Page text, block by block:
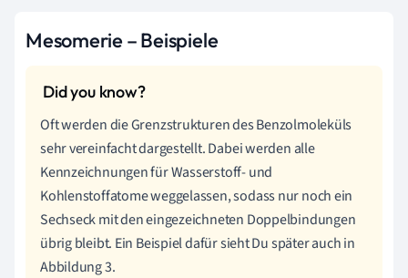
Mesomerie – Beispiele
Oft werden die Grenzstrukturen des Benzolmoleküls
sehr vereinfacht dargestellt. Dabei werden alle
Kennzeichnungen für Wasserstoff- und
Kohlenstoffatome weggelassen, sodass nur noch ein
Sechseck mit den eingezeichneten Doppelbindungen
übrig bleibt. Ein Beispiel dafür sieht Du später auch in
Abbildung 3.